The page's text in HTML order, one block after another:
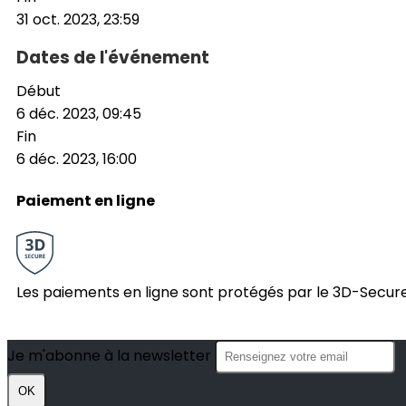
31 oct. 2023, 23:59
Dates de l'événement
Début
6 déc. 2023, 09:45
Fin
6 déc. 2023, 16:00
Paiement en ligne
Les paiements en ligne sont protégés par le 3D-
Je m'abonne à la newsletter
OK